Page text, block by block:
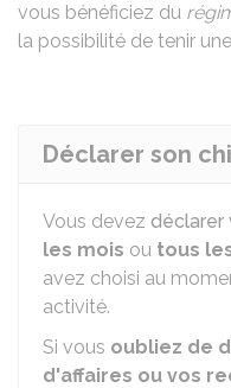
vous bénéficiez du
la possibilité de tenir une
Déclarer son
Vous devez déclarer
les mois ou tous
avez choisi au
activité.
Si vous oubliez de
d'affaires ou vos